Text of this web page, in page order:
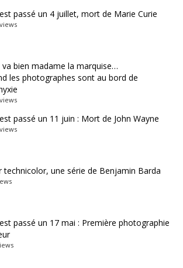
passé un 4 juillet, mort de Marie Curie
bien madame la marquise…
les photographes sont au bord de
passé un 11 juin : Mort de John Wayne
technicolor, une série de Benjamin Barda
passé un 17 mai : Première photographie